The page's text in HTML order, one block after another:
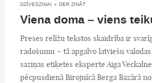
DZĪVESZIŅAI » DER ZINĀT
Viena doma – viens
Preses relīžu tekstos skaidrība ir
radošumu – tā apgalvo latviešu
saziņas etiķetes eksperte Aiga
pēcpusdienā Birojnīcā Berga Bazārā